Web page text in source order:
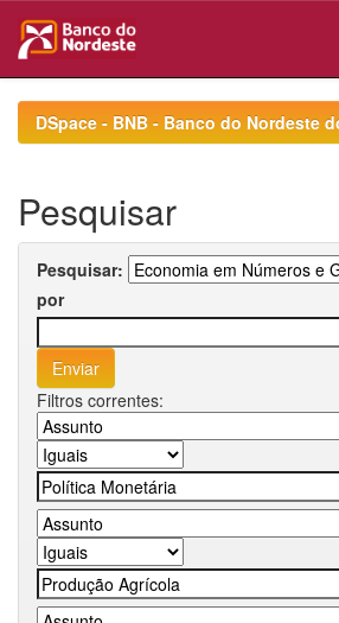
navigationDSpace - BNB - Banco do Nordeste
Pesquisar
Pesquisar:
por
Filtros correntes: